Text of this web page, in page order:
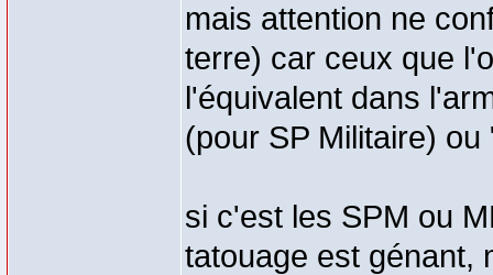
mais attention ne
terre) car ceux que
l'équivalent dans
(pour SP Militaire)
si c'est les SPM ou
tatouage est génant,